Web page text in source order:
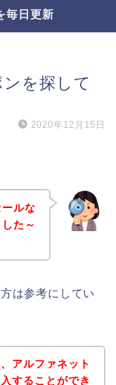
毎日更新
を探して
2020年12月15日
ルな
た～
は参考にしてい
アルファネット
することができ